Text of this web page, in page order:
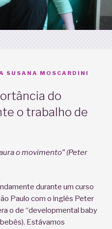
SUSANA MOSCARDINI
do
o trabalho de
o movimento” (Peter
durante um curso
Paulo com o inglês Peter
o de “developmental baby
Estávamos